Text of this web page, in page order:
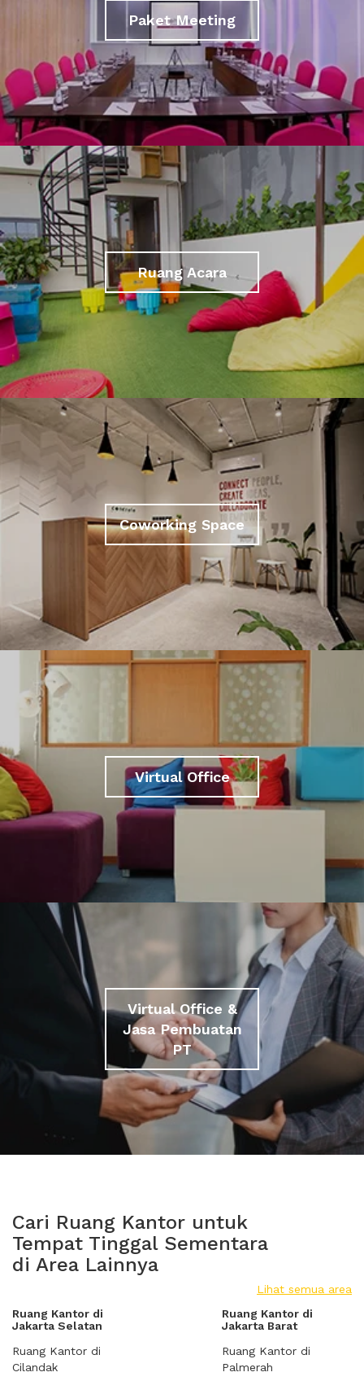
Paket Meeting
Ruang Acara
Coworking Space
Virtual Office
Virtual Office &
Jasa Pembuatan
PT
Cari Ruang Kantor untuk
Tempat Tinggal Sementara
di Area Lainnya
Lihat semua area
Ruang Kantor di
Jakarta Selatan
Ruang Kantor di
Cilandak
Ruang Kantor di
Jakarta Barat
Ruang Kantor di
Palmerah